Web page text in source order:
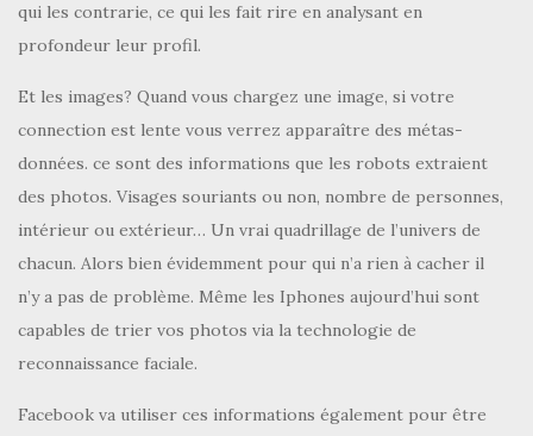
qui les contrarie, ce qui les fait rire en analysant en
profondeur leur profil.
Et les images? Quand vous chargez une image, si votre
connection est lente vous verrez apparaître des métas-
données. ce sont des informations que les robots extraient
des photos. Visages souriants ou non, nombre de personnes,
intérieur ou extérieur… Un vrai quadrillage de l’univers de
chacun. Alors bien évidemment pour qui n’a rien à cacher il
n’y a pas de problème. Même les Iphones aujourd’hui sont
capables de trier vos photos via la technologie de
reconnaissance faciale.
Facebook va utiliser ces informations également pour être